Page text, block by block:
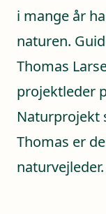
i mange år
naturen.
Thomas
projektleder
Naturprojekt
Thomas er
naturvejleder.